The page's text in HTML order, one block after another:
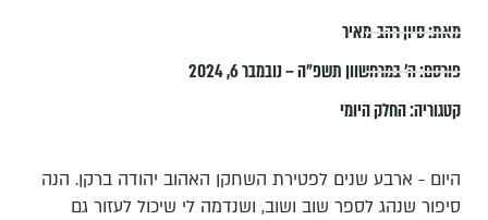
מאת:סיון רהב-מאיר
פורסם:ה׳ במרחשוון תשפ״ה – נובמבר 6, 2024
קטגוריה:החלק היומי
היום - ארבע שנים לפטירת השחקן האהוב יהודה ברקן. הנה
סיפור שנהג לספר שוב ושוב, ושנדמה לי שיכול לעזור גם